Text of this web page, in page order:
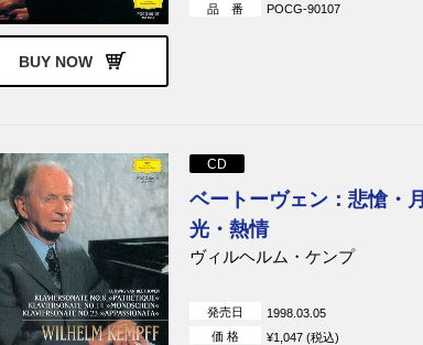
BUY NOW
品 番
POCG-90107
CD
ベートーヴェン：悲愴・月
光・熱情
ヴィルヘルム・ケンプ
発売日
1998.03.05
価 格
¥1,047 (税込)